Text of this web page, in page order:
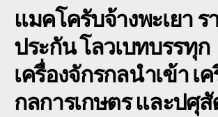
แมคโครับจ้างพะเยา ร
ประกัน โลวเบทบรรทุก
เครื่องจักรกลนำเข้า เ
กลการเกษตร และปศุ